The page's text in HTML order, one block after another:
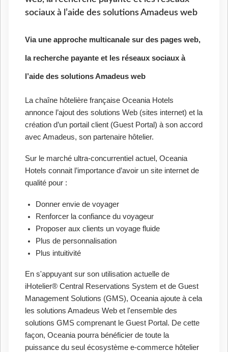
sociaux à l’aide des solutions Amadeus web
Via une approche multicanale sur des pages web,
la recherche payante et les réseaux sociaux à
l’aide des solutions Amadeus web
La chaîne hôtelière française Oceania Hotels
annonce l’ajout des solutions Web (sites internet) et la
création d’un portail client (Guest Portal) à son accord
avec Amadeus, son partenaire hôtelier.
Sur le marché ultra-concurrentiel actuel, Oceania
Hotels connait l’importance d’avoir un site internet de
qualité pour :
Donner envie de voyager
Renforcer la confiance du voyageur
Proposer aux clients un voyage fluide
Plus de personnalisation
Plus intuitivité
En s'appuyant sur son utilisation actuelle de
iHotelier® Central Reservations System et de Guest
Management Solutions (GMS), Oceania ajoute à cela
les solutions Amadeus Web et l'ensemble des
solutions GMS comprenant le Guest Portal. De cette
façon, Oceania pourra bénéficier de toute la
puissance du seul écosystème e-commerce hôtelier